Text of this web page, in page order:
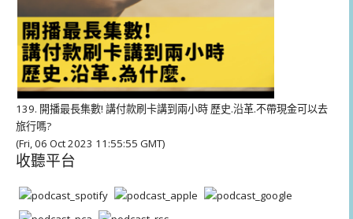
139. 開播最長集數! 講付款刷卡講到兩小時 歷史.沿革.不帶現金可以去
旅行嗎?
(Fri, 06 Oct 2023 11:55:55 GMT)
收聽平台